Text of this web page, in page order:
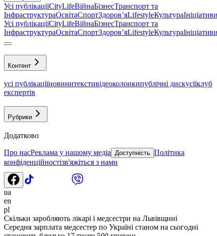
Усі публікаціїCityLifeВійнаБізнесТранспорт та
ІнфраструктураОсвітаСпортЗдоровʼяLifestyleКультура
Усі публікаціїCityLifeВійнаБізнесТранспорт та
ІнфраструктураОсвітаСпортЗдоровʼяLifestyleКультура
Контент
усі публікаціїновинитекстивідеоколонкипублічні дискусіїклуб
експертів
Рубрики
Додатково
Про насРеклама у нашому медіа Доступність Політика
конфіденційностізв'яжіться з нами
ua
en
pl
Скільки заробляють лікарі і медсестри на Львівщині
Середня зарплата медсестер по Україні станом на сьогодні